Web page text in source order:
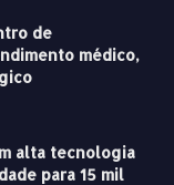
de
médico,
alta tecnologia
para 15 mil